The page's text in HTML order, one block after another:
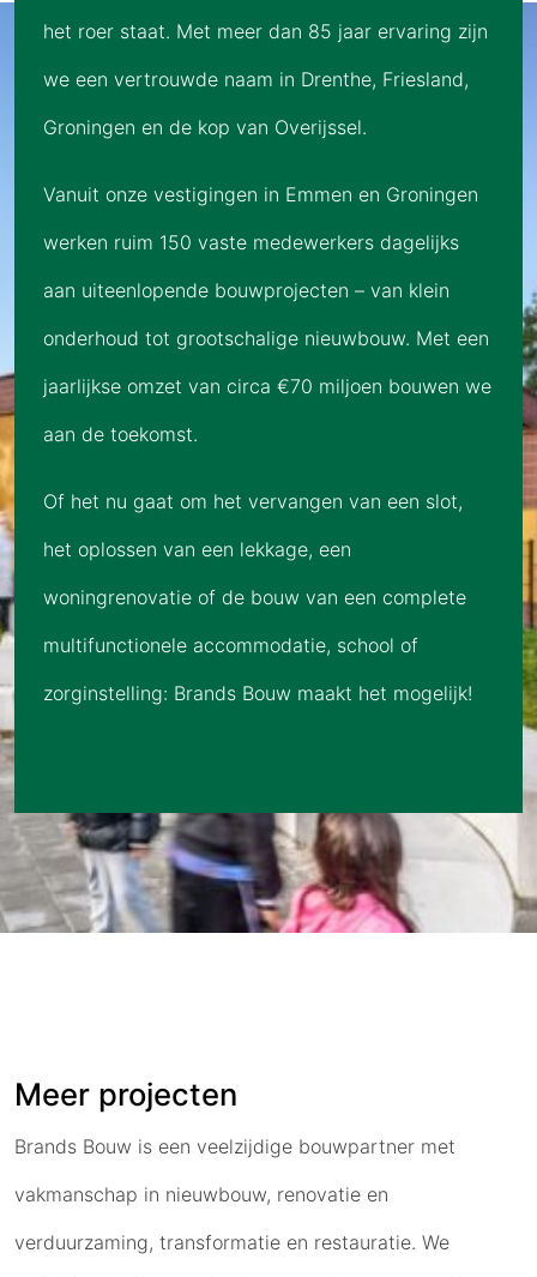
het roer staat. Met meer dan 85 jaar ervaring zijn
we een vertrouwde naam in Drenthe, Friesland,
Groningen en de kop van Overijssel.
Vanuit onze vestigingen in Emmen en Groningen
werken ruim 150 vaste medewerkers dagelijks
aan uiteenlopende bouwprojecten – van klein
onderhoud tot grootschalige nieuwbouw. Met een
jaarlijkse omzet van circa €70 miljoen bouwen we
aan de toekomst.
Of het nu gaat om het vervangen van een slot,
het oplossen van een lekkage, een
woningrenovatie of de bouw van een complete
multifunctionele accommodatie, school of
zorginstelling: Brands Bouw maakt het mogelijk!
Meer projecten
Brands Bouw is een veelzijdige bouwpartner met
vakmanschap in nieuwbouw, renovatie en
verduurzaming, transformatie en restauratie. We